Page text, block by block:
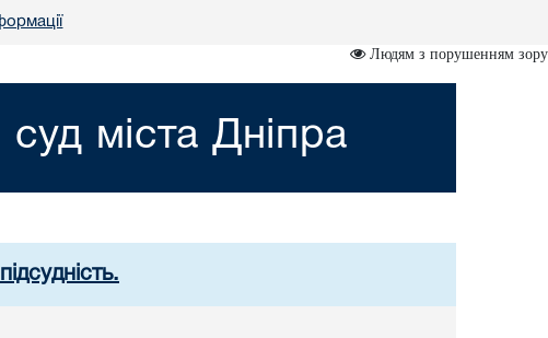
Людям з порушенням зору
міста Дніпра